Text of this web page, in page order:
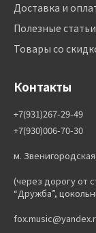
Доставка и
Полезные статьи
Товары со
Контакты
+7(931)267-29-49
+7(930)006-70-30
м.
(через дорогу от
“Дружба”,